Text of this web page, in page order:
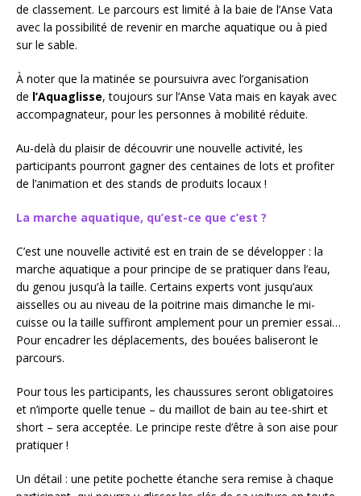
de classement. Le parcours est limité à la baie de l’Anse Vata
avec la possibilité de revenir en marche aquatique ou à pied
sur le sable.
À noter que la matinée se poursuivra avec l’organisation
de l’Aquaglisse, toujours sur l’Anse Vata mais en kayak avec
accompagnateur, pour les personnes à mobilité réduite.
Au-delà du plaisir de découvrir une nouvelle activité, les
participants pourront gagner des centaines de lots et profiter
de l’animation et des stands de produits locaux !
La marche aquatique, qu’est-ce que c’est ?
C’est une nouvelle activité est en train de se développer : la
marche aquatique a pour principe de se pratiquer dans l’eau,
du genou jusqu’à la taille. Certains experts vont jusqu’aux
aisselles ou au niveau de la poitrine mais dimanche le mi-
cuisse ou la taille suffiront amplement pour un premier essai…
Pour encadrer les déplacements, des bouées baliseront le
parcours.
Pour tous les participants, les chaussures seront obligatoires
et n’importe quelle tenue – du maillot de bain au tee-shirt et
short – sera acceptée. Le principe reste d’être à son aise pour
pratiquer !
Un détail : une petite pochette étanche sera remise à chaque